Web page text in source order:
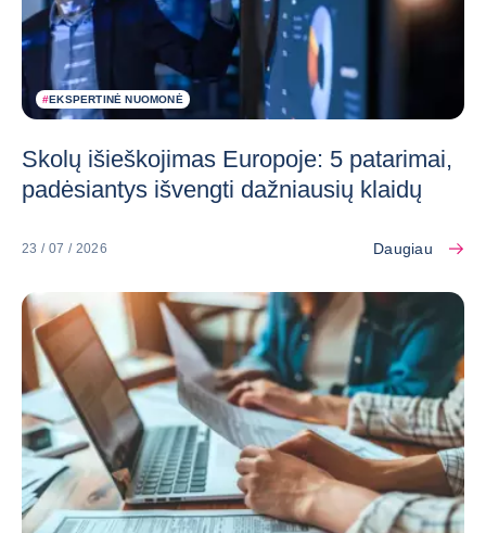
#EKSPERTINĖ NUOMONĖ
Skolų išieškojimas Europoje: 5 patarimai,
padėsiantys išvengti dažniausių klaidų
23 / 07 / 2026 Daugiau